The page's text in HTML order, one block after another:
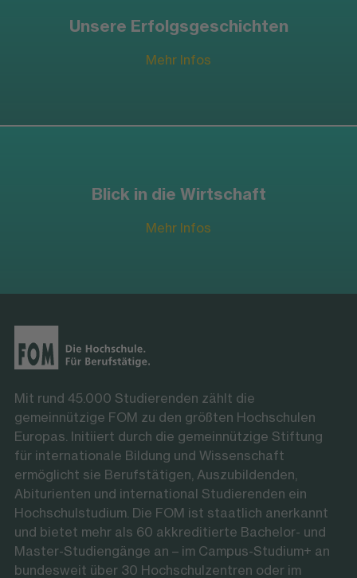
Unsere Erfolgsgeschichten
Mehr Infos
Blick in die Wirtschaft
Mehr Infos
Mit rund 45.000 Studierenden zählt die
gemeinnützige FOM zu den größten Hochschulen
Europas. Initiiert durch die gemeinnützige Stiftung
für internationale Bildung und Wissenschaft
ermöglicht sie Berufstätigen, Auszubildenden,
Abiturienten und international Studierenden ein
Hochschulstudium. Die FOM ist staatlich anerkannt
und bietet mehr als 60 akkreditierte Bachelor- und
Master-Studiengänge an – im Campus-Studium+ an
bundesweit über 30 Hochschulzentren oder im